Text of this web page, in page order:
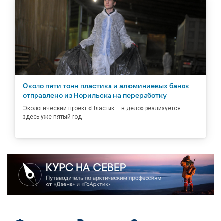
Около пяти тонн пластика и алюминиевых банок
отправлено из Норильска на переработку
Экологический проект «Пластик – в дело» реализуется
здесь уже пятый год